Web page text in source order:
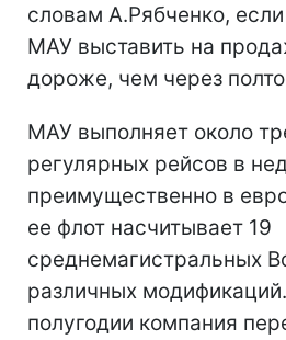
словам А.Рябченко,
МАУ выставить на
дороже, чем через
МАУ выполняет около
регулярных рейсов в
преимущественно в
ее флот насчитывает 19
среднемагистральных
различных
полугодии компания